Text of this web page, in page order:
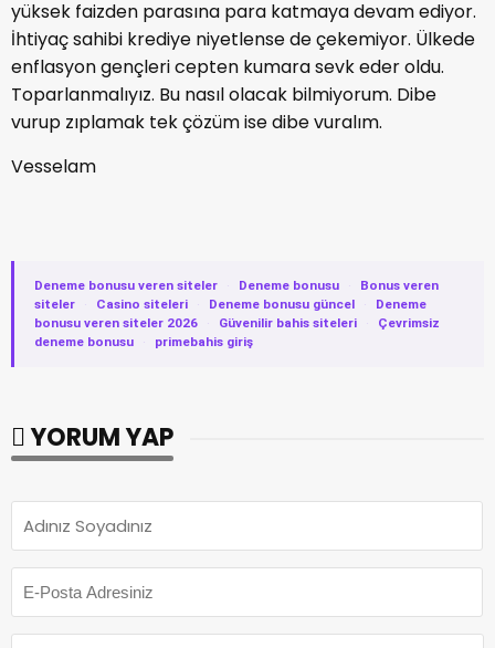
yüksek faizden parasına para katmaya devam ediyor.
İhtiyaç sahibi krediye niyetlense de çekemiyor. Ülkede
enflasyon gençleri cepten kumara sevk eder oldu.
Toparlanmalıyız. Bu nasıl olacak bilmiyorum. Dibe
vurup zıplamak tek çözüm ise dibe vuralım.
Vesselam
Deneme bonusu veren siteler · Deneme bonusu ·
Bonus veren
siteler
· Casino siteleri · Deneme bonusu güncel ·
Deneme
bonusu veren siteler 2026
· Güvenilir bahis siteleri ·
Çevrimsiz
deneme bonusu
· primebahis giriş
YORUM YAP